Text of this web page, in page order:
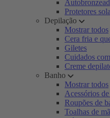
Protetores
Depilação
Mostrar todos
Cera fria e
Giletes
Cuidados
Creme
Banho
Mostrar todos
Acessórios
Roupões de
Toalhas de